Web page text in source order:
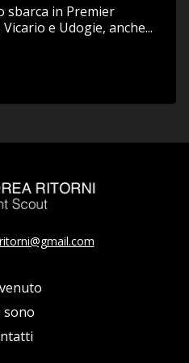
sbarca in Premier
e Udogie, anche...
sono